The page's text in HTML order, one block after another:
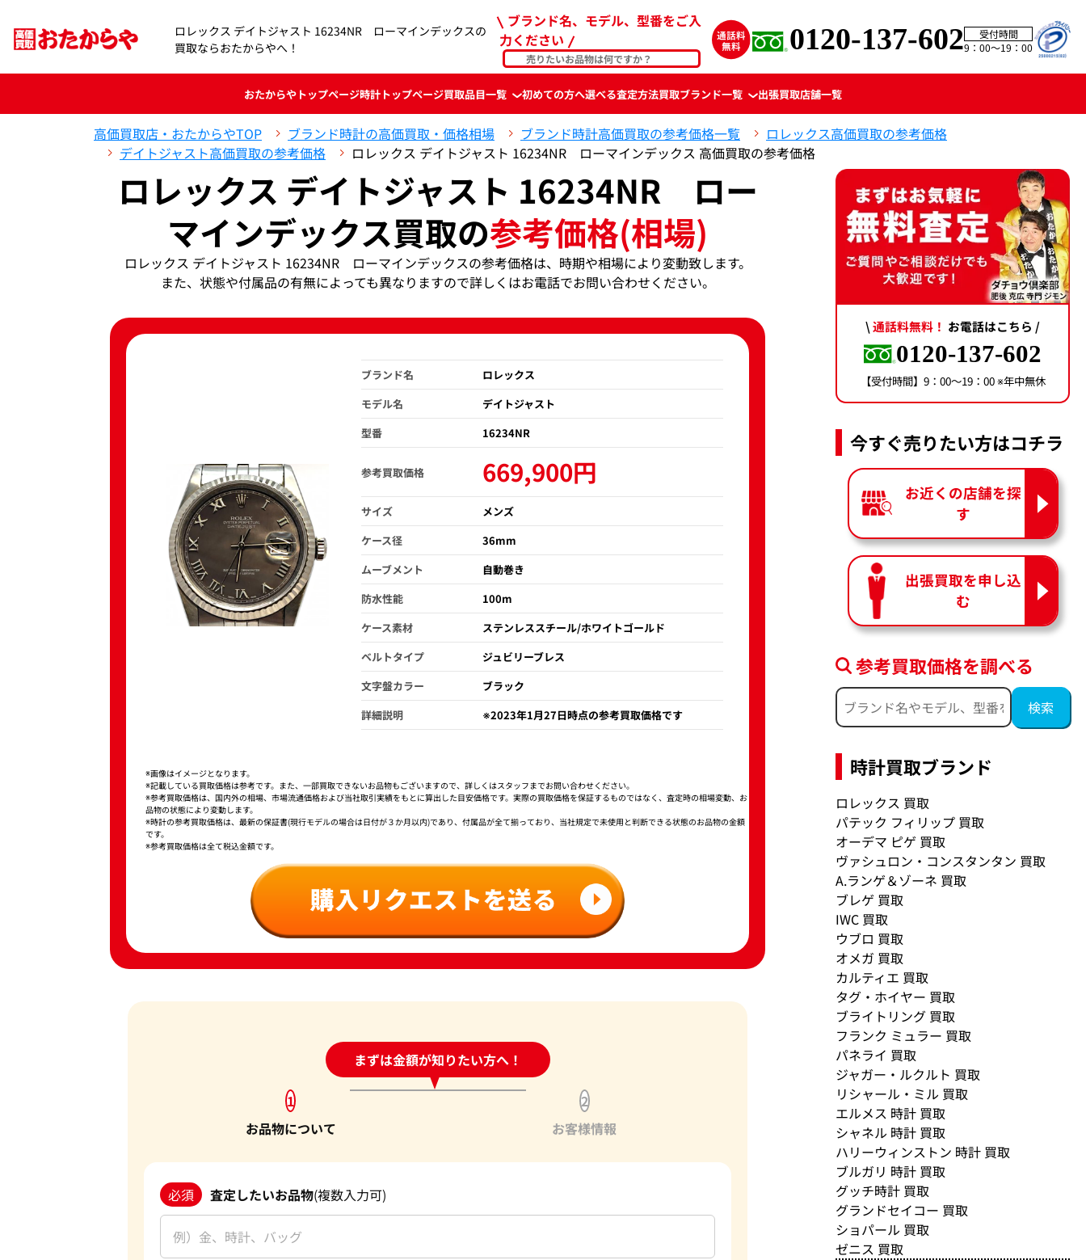
ロレックス デイトジャスト 16234NR ローマインデックスの
買取ならおたからやへ！
ブランド名、モデル、型番をご入
力ください
0120-137-602
受付時間
9：00〜19：00
おたからやトップページ時計トップページ買取品目一覧 初めての方へ選べる査定方法買取ブランド一覧 出張買取店舗一覧
高価買取店・おたからやTOP ブランド時計の高価買取・価格相場 ブランド時計高価買取の参考価格一覧
ロレックス高価買取の参考価格
デイトジャスト高価買取の参考価格
ロレックス デイトジャスト 16234NR ローマインデックス 高価買取の参考価格
ロレックス デイトジャスト 16234NR ロー
マインデックス買取の参考価格(相場)
ロレックス デイトジャスト 16234NR ローマインデックスの参考価格は、時期や相場により変動致します。
また、状態や付属品の有無によっても異なりますので詳しくはお電話でお問い合わせください。
ブランド名
ロレックス
モデル名
デイトジャスト
型番
16234NR
参考買取価格 669,900円
サイズ
メンズ
ケース径
36mm
ムーブメント
自動巻き
防水性能
100m
ケース素材
ステンレススチール/ホワイトゴールド
ベルトタイプ
ジュビリーブレス
文字盤カラー
ブラック
詳細説明
※2023年1月27日時点の参考買取価格です
※画像はイメージとなります。
※記載している買取価格は参考です。また、一部買取できないお品物もございますので、詳しくはスタッフまでお問い合わせください。
※参考買取価格は、国内外の相場、市場流通価格および当社取引実績をもとに算出した目安価格です。実際の買取価格を保証するものではなく、査定時の相場変動、お
品物の状態により変動します。
※時計の参考買取価格は、最新の保証書(現行モデルの場合は日付が３か月以内)であり、付属品が全て揃っており、当社規定で未使用と判断できる状態のお品物の金額
です。
※参考買取価格は全て税込金額です。
まずは金額が知りたい方へ！
24時間受付中!問い合わせフォーム
1
お品物について
2
お客様情報
必須 査定したいお品物(複数入力可)
\通話料無料！ お電話はこちら /
0120-137-602
【受付時間】9：00〜19：00 ※年中無休
今すぐ売りたい方はコチラ
お近くの店舗を探
す
出張買取を申し込
む
参考買取価格を調べる
時計買取ブランド
ロレックス 買取
パテック フィリップ 買取
オーデマ ピゲ 買取
ヴァシュロン・コンスタンタン 買取
A.ランゲ＆ゾーネ 買取
ブレゲ 買取
IWC 買取
ウブロ 買取
オメガ 買取
カルティエ 買取
タグ・ホイヤー 買取
ブライトリング 買取
フランク ミュラー 買取
パネライ 買取
ジャガー・ルクルト 買取
リシャール・ミル 買取
エルメス 時計 買取
シャネル 時計 買取
ハリーウィンストン 時計 買取
ブルガリ 時計 買取
グッチ時計 買取
グランドセイコー 買取
ショパール 買取
ゼニス 買取